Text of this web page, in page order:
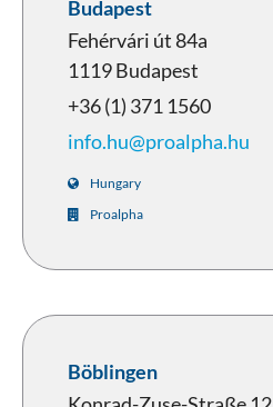
Budapest
Fehérvári út 84a
1119 Budapest
+36 (1) 371 1560
info.hu@proalpha.hu
Hungary
Proalpha
Böblingen